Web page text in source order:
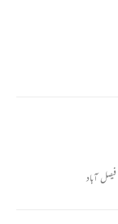
فیصل آباد